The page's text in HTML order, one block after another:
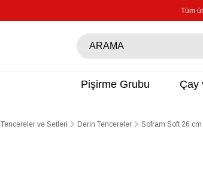
Tüm
Pişirme Grubu Çay
Tencereler ve Setleri Derin Tencereler Sofram Soft 26